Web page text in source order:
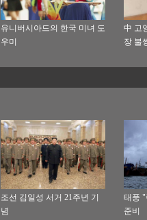
유니버시아드의 한국 미녀 도
우미
中 고
장 불
조선 김일성 서거 21주년 기
념
태풍
준비